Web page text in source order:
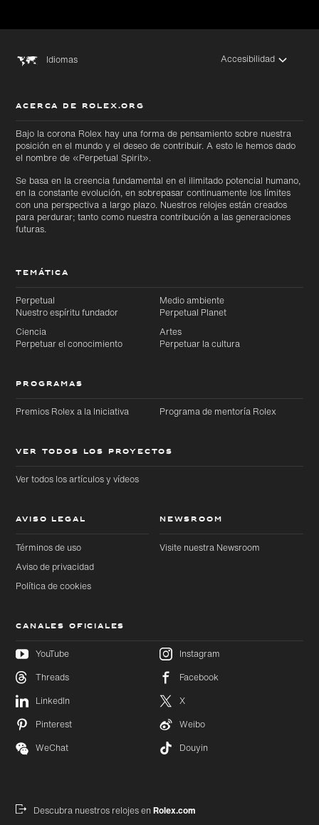
directamente
principal
directamente
página
Idiomas Accesibilidad
ACERCA DE ROLEX.ORG
Bajo la corona Rolex hay una forma de pensamiento sobre nuestra
posición en el mundo y el deseo de contribuir. A esto le hemos dado
el nombre de «Perpetual Spirit».
Se basa en la creencia fundamental en el ilimitado potencial humano,
en la constante evolución, en sobrepasar continuamente los límites
con una perspectiva a largo plazo. Nuestros relojes están creados
para perdurar; tanto como nuestra contribución a las generaciones
futuras.
TEMÁTICA
Perpetual
Nuestro espíritu fundador
Medio ambiente
Perpetual Planet
Ciencia
Perpetuar el conocimiento
Artes
Perpetuar la cultura
PROGRAMAS
Premios Rolex a la Iniciativa Programa de mentoría Rolex
VER TODOS LOS PROYECTOS
Ver todos los artículos y vídeos
AVISO LEGAL
Términos de uso
Aviso de privacidad
Política de cookies
NEWSROOM
Visite nuestra Newsroom
CANALES OFICIALES
YouTube
Instagram
Threads
Facebook
LinkedIn
X
Pinterest
Weibo
WeChat
Douyin
Descubra nuestros relojes enRolex.com